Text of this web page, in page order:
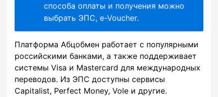
способа оплаты и получения можно
выбрать ЭПС, e-Voucher.
Платформа Абцобмен работает с популярными
российскими банками, а также поддерживает
системы Visa и Mastercard для международных
переводов. Из ЭПС доступны сервисы
Capitalist, Perfect Money, Vole и другие.